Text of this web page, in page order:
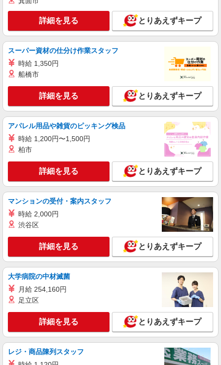
株式会社kotrio /●KB-H-1877643
レア＊欠員により急募！シニア向けマンション
で生活サポート
時給1550円〜2187円 ＜日払い有/週払い有/交
キープ 詳細を見る
派遣社員
株式会社kotrio /●KB-H-1879556
落ち着いた少人数環境/グループホームで暮ら
時給1550円〜2187円 ＜日払い有/週払い有/交
通費全支給(ガソリン代含む)＞
豊岡市 ＊最寄り駅：豊岡
キープ 詳細を見る
派遣社員
株式会社kotrio /●KB-H-1854428
豊岡駅近く★シニア向け住宅での見守り・生活
サポートなど★
時給1500円〜2125円 ＜日払い有/週払い有/交
通費全支給(ガソリン代含む)＞
キープ 詳細を見る
派遣社員
株式会社kotrio /●KB-H-1879396
【豊岡駅近く】病院でシーツ交換や備品管理な
詳細を見る とりあえずキープ
スーパー資材の仕分け作業スタッフ
時給 1,350円
船橋市
詳細を見る とりあえずキープ
アパレル用品や雑貨のピッキング検品
時給 1,200円〜1,500円
柏市
詳細を見る とりあえずキープ
マンションの受付・案内スタッフ
時給 2,000円
渋谷区
詳細を見る とりあえずキープ
大学病院の中材滅菌
月給 254,160円
足立区
詳細を見る とりあえずキープ
レジ・商品陳列スタッフ